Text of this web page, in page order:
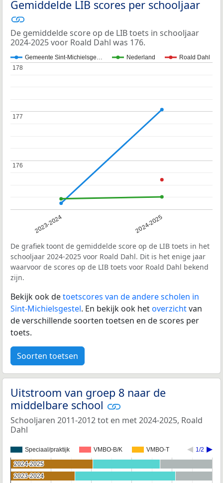
Gemiddelde LIB scores per schooljaar
De gemiddelde score op de LIB toets in schooljaar
2024-2025 voor Roald Dahl was 176.
Gemeente Sint-Michielsge… Nederland Roald Dahl
2023-2024 2024-2025
176
176
177
177
178
178
De grafiek toont de gemiddelde score op de LIB toets in het
schooljaar 2024-2025 voor Roald Dahl. Dit is het enige jaar
waarvoor de scores op de LIB toets voor Roald Dahl bekend
zijn.
Bekijk ook detoetscores van de andere scholen in
Sint-Michielsgestel. En bekijk ook hetoverzichtvan
de verschillende soorten toetsen en de scores per
toets.
Soorten toetsen
Uitstroom van groep 8 naar de
middelbare school
Schooljaren 2011-2012 tot en met 2024-2025, Roald
Dahl
Speciaal/praktijk VMBO-B/K VMBO-T 1/2
2024-2025
2024-2025
2023-2024
2023-2024